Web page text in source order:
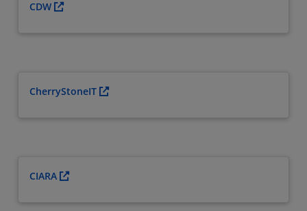
CDW
CherryStoneIT
CIARA